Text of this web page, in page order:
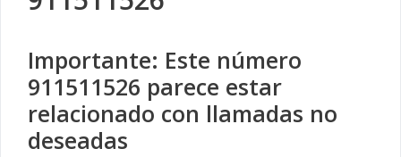
Importante: Este número
911511526 parece estar
relacionado con llamadas no
deseadas